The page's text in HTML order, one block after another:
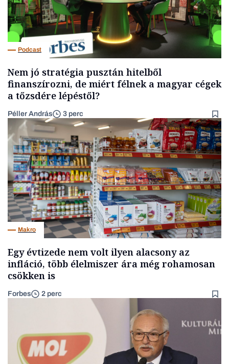
Podcast
Nem jó stratégia pusztán hitelből
finanszírozni, de miért félnek a magyar cégek
a tőzsdére lépéstől?
Péller András 3 perc
Makro
Egy évtizede nem volt ilyen alacsony az
infláció, több élelmiszer ára még rohamosan
csökken is
Forbes 2 perc